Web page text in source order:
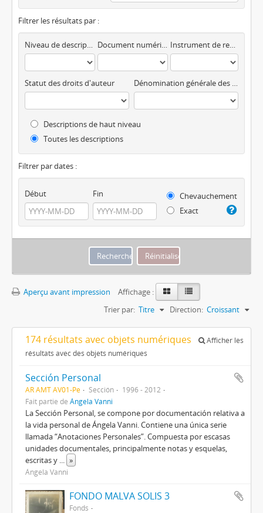
Filtrer les résultats par :
Niveau de description Document numérique disponible Instrument de recherche
Statut des droits d'auteur Dénomination générale des documents
Descriptions de haut niveau
Toutes les descriptions
Filtrer par dates :
Début Fin
Chevauchement
Exact
Aperçu avant impression
Affichage :
Trier par: Titre Direction: Croissant
174 résultats avec objets numériques
Afficher les
résultats avec des objets numériques
Sección Personal
AR AMT AV01-Pe Sección
1996 - 2012
Fait partie de Ángela Vanni
La Sección Personal, se compone por documentación relativa a
la vida personal de Ángela Vanni. Contiene una única serie
llamada “Anotaciones Personales”. Compuesta por escasas
unidades documentales, principalmente notas y esquelas,
escritas y ... »
Ángela Vanni
FONDO MALVA SOLIS 3
Fonds